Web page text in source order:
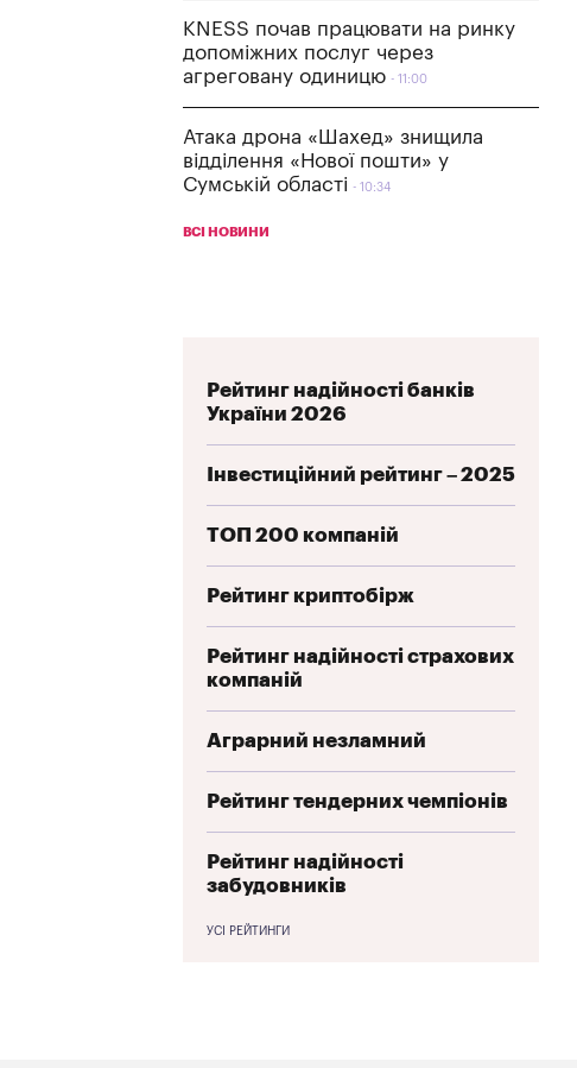
KNESS почав працювати на ринку
допоміжних послуг через
агреговану одиницю
11:00
Атака дрона «Шахед» знищила
відділення «Нової пошти» у
Сумській області
10:34
ВСІ НОВИНИ
Рейтинг надійності банків
України 2026
Інвестиційний рейтинг – 2025
ТОП 200 компаній
Рейтинг криптобірж
Рейтинг надійності страхових
компаній
Аграрний незламний
Рейтинг тендерних чемпіонів
Рейтинг надійності
забудовників
УСІ РЕЙТИНГИ